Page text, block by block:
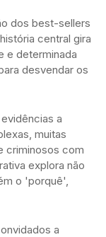
dos best-sellers
central gira
e determinada
desvendar os
a
muitas
criminosos com
explora não
o 'porquê',
a